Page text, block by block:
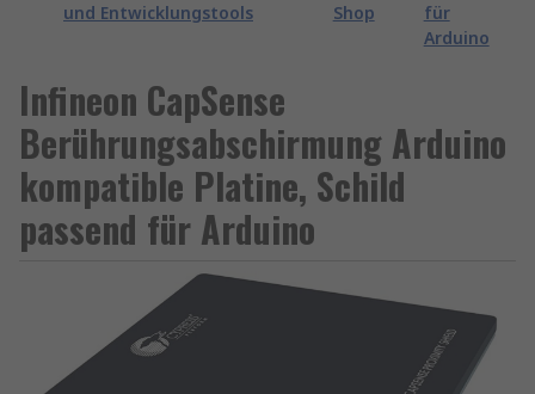
und Entwicklungstools
Shop
für
Arduino
Infineon CapSense
Berührungsabschirmung Arduino
kompatible Platine, Schild
passend für Arduino